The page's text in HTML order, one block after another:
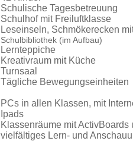
Schulische Tagesbetreuung
Schulhof mit Freiluftklasse
Leseinseln, Schmökerecken
Schulbibliothek (im Aufbau)
Lernteppiche
Kreativraum mit Küche
Turnsaal
Tägliche Bewegungseinheiten
PCs in allen Klassen, mit
Ipads
Klassenräume mit ActivBoards
vielfältiges Lern- und